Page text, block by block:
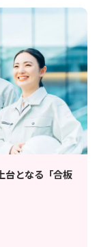
台となる「合板